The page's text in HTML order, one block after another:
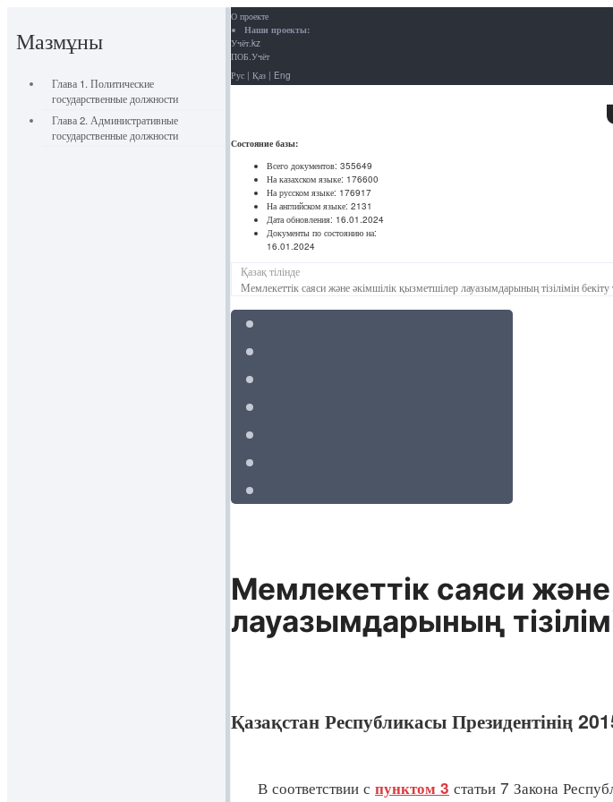
Мазмұны
Глава 1. Политические
государственные должности
Глава 2. Административные
государственные должности
О проекте
Наши проекты:
Учёт.kz
ПОБ.Учёт
Рус | Қаз | Eng
Состояние базы:
Всего документов: 355649
На казахском языке: 176600
На русском языке: 176917
На английском языке: 2131
Дата обновления: 16.01.2024
Документы по состоянию на:
16.01.2024
Қазақ тілінде
Мемлекеттік саяси және әкімшілік қызметшілер лауазымдарының тізілімін
Мемлекеттік саяси
лауазымдарының
Қазақстан Республикасы
В соответствии с пунктом 3 статьи 7 Закона